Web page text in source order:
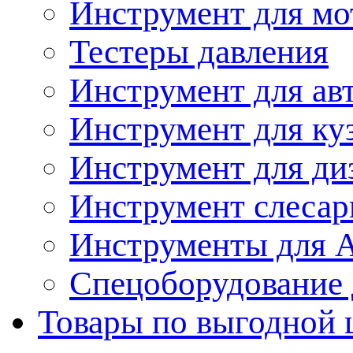
Инструмент для
Тестеры давления
Инструмент для
Инструмент для
Инструмент для
Инструмент
Инструменты
Спецоборудование
Товары по выгодной